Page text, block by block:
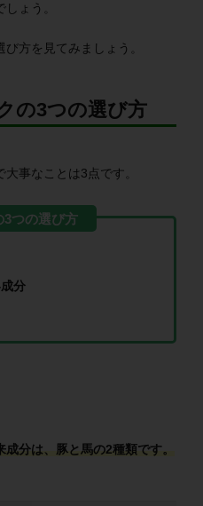
ょう。
方を見てみましょう。
の3つの選び方
事なことは3点です。
分
分は、豚と馬の2種類です。